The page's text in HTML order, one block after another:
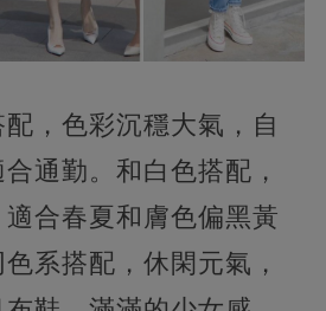
，色彩沉穩大氣，自
通勤。和白色搭配，
合春夏和膚色偏黑黃
系搭配，休閑元氣，